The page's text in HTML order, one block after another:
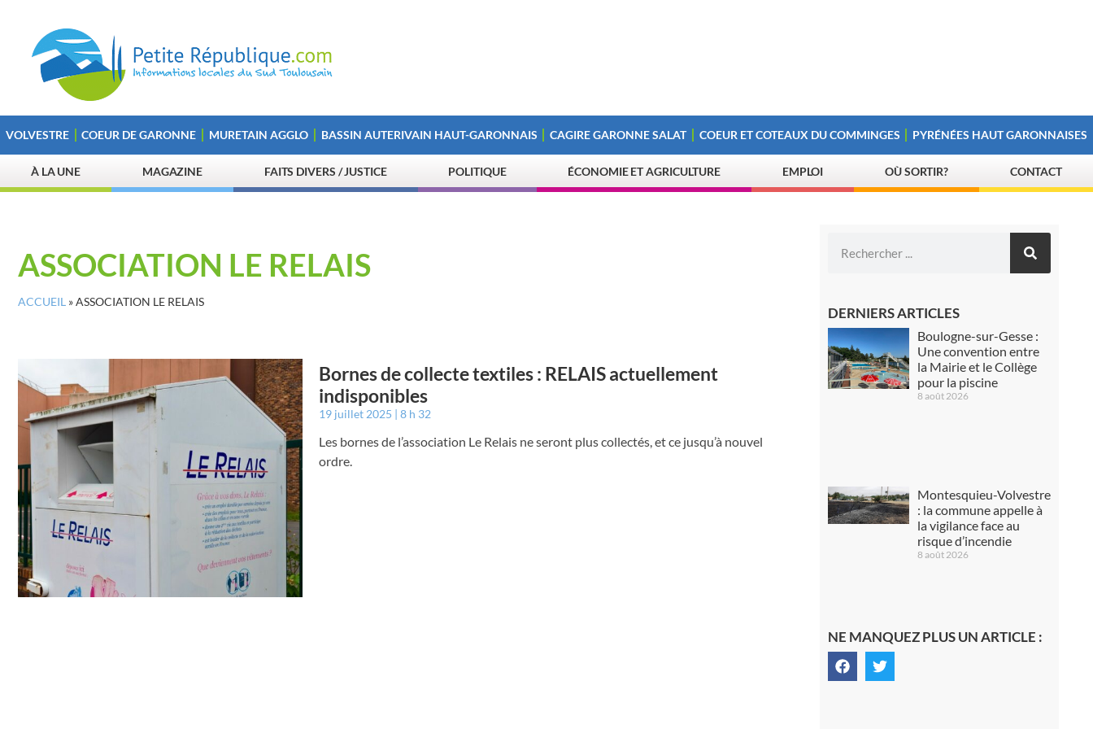
VOLVESTRE COEUR DE GARONNE MURETAIN AGGLO BASSIN AUTERIVAIN HAUT-GARONNAIS CAGIRE GARONNE SALAT COEUR ET COTEAUX DU COMMINGES PYRÉNÉES HAUT GARONNAISES
À LA UNE MAGAZINE FAITS DIVERS / JUSTICE POLITIQUE ÉCONOMIE ET AGRICULTURE EMPLOI OÙ SORTIR? CONTACT
ASSOCIATION LE RELAIS
ACCUEIL »ASSOCIATION LE RELAIS
Bornes de collecte textiles : RELAIS actuellement
indisponibles
19 juillet 2025 8 h 32
Les bornes de l’association Le Relais ne seront plus collectés, et ce jusqu’à nouvel
ordre.
DERNIERS ARTICLES
Boulogne-sur-Gesse :
Une convention entre
la Mairie et le Collège
pour la piscine
8 août 2026
Montesquieu-Volvestre
: la commune appelle à
la vigilance face au
risque d’incendie
8 août 2026
NE MANQUEZ PLUS UN ARTICLE :